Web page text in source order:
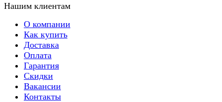
Нашим клиентам
О компании
Как купить
Доставка
Оплата
Гарантия
Скидки
Вакансии
Контакты